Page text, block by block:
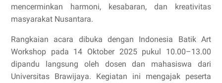
mencerminkan harmoni, kesabaran, dan kreativitas
masyarakat Nusantara.
Rangkaian acara dibuka dengan Indonesia Batik Art
Workshop pada 14 Oktober 2025 pukul 10.00–13.00
dipandu langsung oleh dosen dan mahasiswa dari
Universitas Brawijaya. Kegiatan ini mengajak peserta